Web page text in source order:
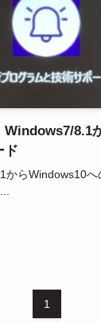
Windows7/8.1
ド
からWindows10
1